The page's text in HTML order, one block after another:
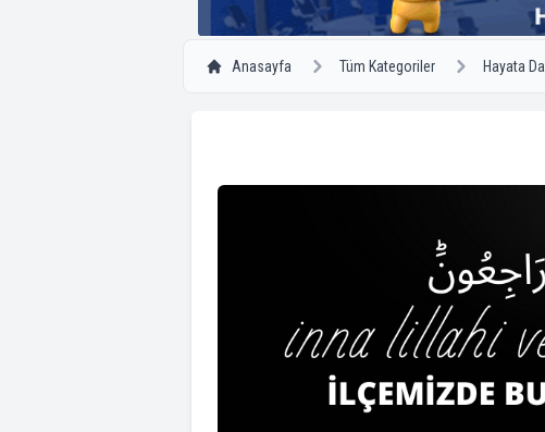
Anasayfa Tüm Kategoriler Hayata